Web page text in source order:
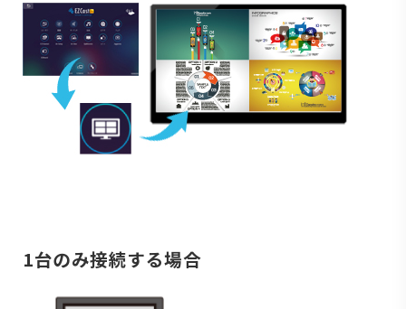
1台のみ接続する場合